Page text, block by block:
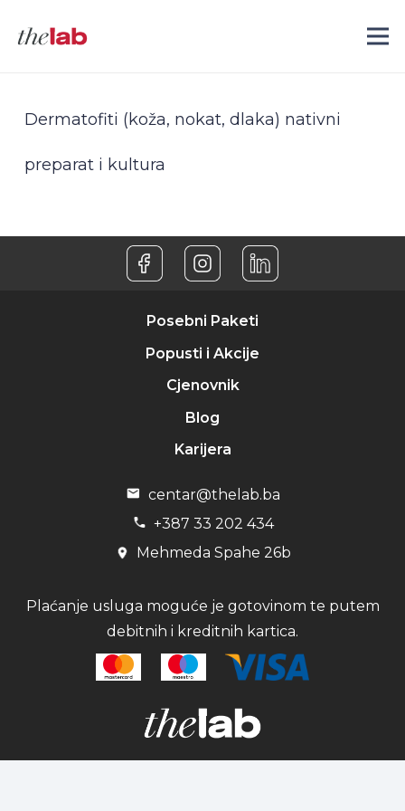
Dermatofiti (koža, nokat, dlaka) nativni
preparat i kultura
Posebni Paketi
Popusti i Akcije
Cjenovnik
Blog
Karijera
centar@thelab.ba
+387 33 202 434
Mehmeda Spahe 26b
Plaćanje usluga moguće je gotovinom te putem
debitnih i kreditnih kartica.